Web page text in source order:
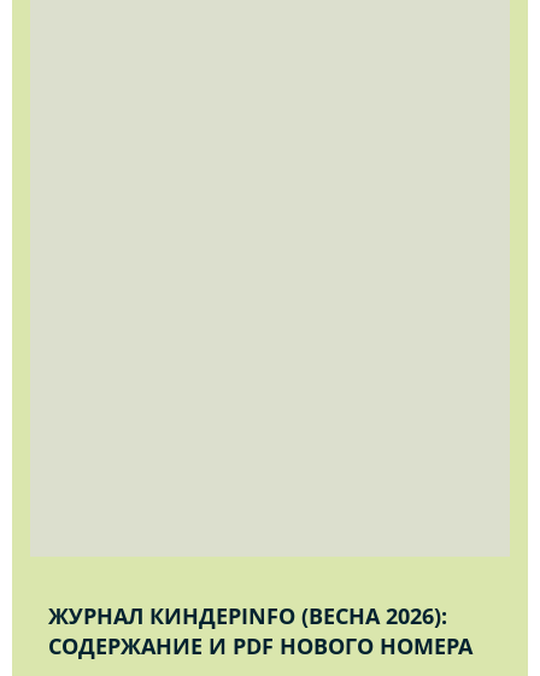
ЖУРНАЛ КИНДЕРINFO (ВЕСНА 2026):
СОДЕРЖАНИЕ И PDF НОВОГО НОМЕРА